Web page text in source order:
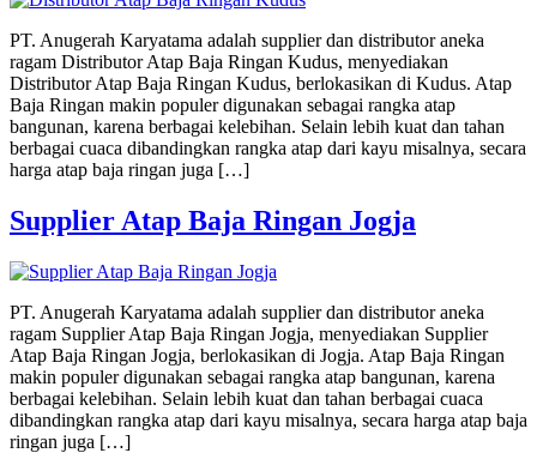
PT. Anugerah Karyatama adalah supplier dan distributor aneka
ragam Distributor Atap Baja Ringan Kudus, menyediakan
Distributor Atap Baja Ringan Kudus, berlokasikan di Kudus. Atap
Baja Ringan makin populer digunakan sebagai rangka atap
bangunan, karena berbagai kelebihan. Selain lebih kuat dan tahan
berbagai cuaca dibandingkan rangka atap dari kayu misalnya, secara
harga atap baja ringan juga […]
Supplier Atap Baja Ringan Jogja
PT. Anugerah Karyatama adalah supplier dan distributor aneka
ragam Supplier Atap Baja Ringan Jogja, menyediakan Supplier
Atap Baja Ringan Jogja, berlokasikan di Jogja. Atap Baja Ringan
makin populer digunakan sebagai rangka atap bangunan, karena
berbagai kelebihan. Selain lebih kuat dan tahan berbagai cuaca
dibandingkan rangka atap dari kayu misalnya, secara harga atap baja
ringan juga […]